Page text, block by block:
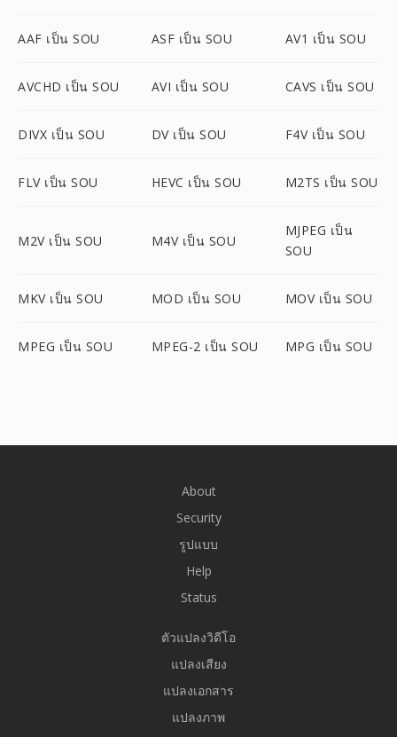
AAF เป็น SOU ASF เป็น SOU AV1 เป็น SOU
AVCHD เป็น SOU AVI เป็น SOU CAVS เป็น SOU
DIVX เป็น SOU DV เป็น SOU F4V เป็น SOU
FLV เป็น SOU HEVC เป็น SOU M2TS เป็น SOU
M2V เป็น SOU M4V เป็น SOU
MJPEG เป็น
SOU
MKV เป็น SOU MOD เป็น SOU MOV เป็น SOU
MPEG เป็น SOU MPEG-2 เป็น SOU MPG เป็น SOU
About
Security
รูปแบบ
Help
Status
ตัวแปลงวิดีโอ
แปลงเสียง
แปลงเอกสาร
แปลงภาพ